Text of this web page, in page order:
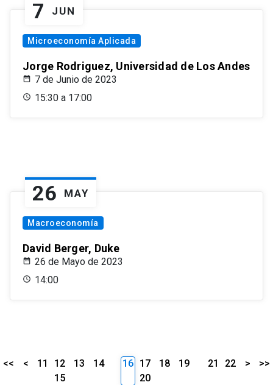
7 JUN
Microeconomía Aplicada
Jorge Rodriguez, Universidad de Los Andes
7 de Junio de 2023
15:30 a 17:00
26 MAY
Macroeconomía
David Berger, Duke
26 de Mayo de 2023
14:00
<< < 11 12 13
14
15
16 17 18
19
20
21 22 > >>